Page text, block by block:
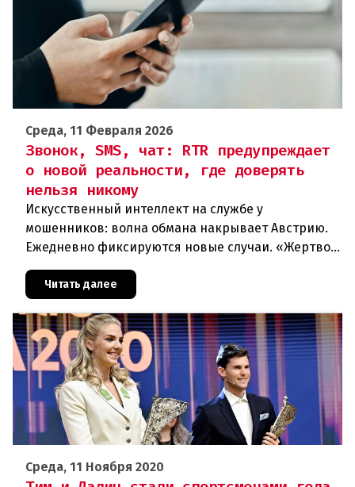
Среда, 11 Февраля 2026
Звонок, SMS, чат: RTR предупреждает
о новой реальности, где доверять
нельзя никому
Искусственный интеллект на службе у
мошенников: волна обмана накрывает Австрию.
Ежедневно фиксируются новые случаи. «Жертвой
интернете с использованием искус
Читать далее
Среда, 11 Ноября 2020